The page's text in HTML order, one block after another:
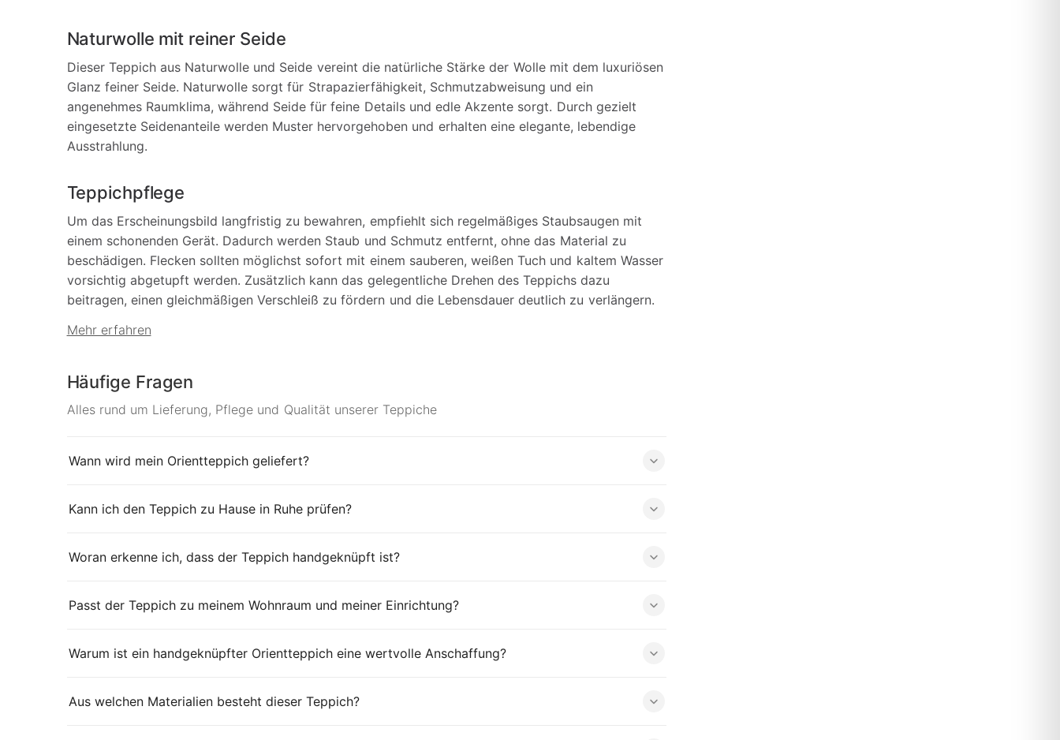
Naturwolle mit reiner Seide
Dieser Teppich aus Naturwolle und Seide vereint die natürliche Stärke der Wolle mit dem luxuriösen
Glanz feiner Seide. Naturwolle sorgt für Strapazierfähigkeit, Schmutzabweisung und ein
angenehmes Raumklima, während Seide für feine Details und edle Akzente sorgt. Durch gezielt
eingesetzte Seidenanteile werden Muster hervorgehoben und erhalten eine elegante, lebendige
Ausstrahlung.
Teppichpflege
Um das Erscheinungsbild langfristig zu bewahren, empfiehlt sich regelmäßiges Staubsaugen mit
einem schonenden Gerät. Dadurch werden Staub und Schmutz entfernt, ohne das Material zu
beschädigen. Flecken sollten möglichst sofort mit einem sauberen, weißen Tuch und kaltem Wasser
vorsichtig abgetupft werden. Zusätzlich kann das gelegentliche Drehen des Teppichs dazu
beitragen, einen gleichmäßigen Verschleiß zu fördern und die Lebensdauer deutlich zu verlängern.
Mehr erfahren
Häufige Fragen
Alles rund um Lieferung, Pflege und Qualität unserer Teppiche
Wann wird mein Orientteppich geliefert?
Kann ich den Teppich zu Hause in Ruhe prüfen?
Woran erkenne ich, dass der Teppich handgeknüpft ist?
Passt der Teppich zu meinem Wohnraum und meiner Einrichtung?
Warum ist ein handgeknüpfter Orientteppich eine wertvolle Anschaffung?
Aus welchen Materialien besteht dieser Teppich?